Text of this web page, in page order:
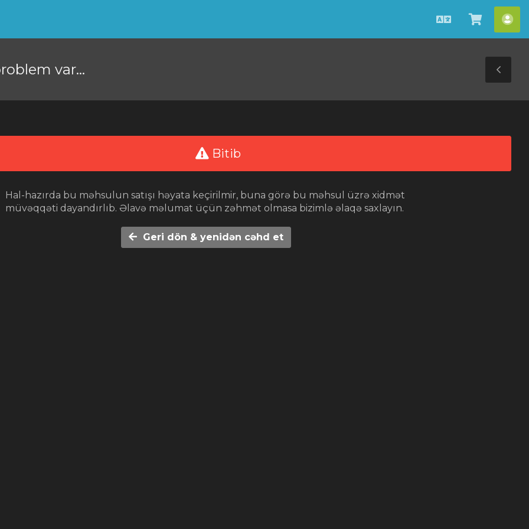
Azerbaijani
Səbətə
bax
var...
Bitib
Hal-hazırda bu məhsulun satışı həyata keçirilmir, buna görə bu məhsul üzrə xidmət
müvəqqəti dayandırlıb. Əlavə məlumat üçün zəhmət olmasa bizimlə əlaqə saxlayın.
Geri dön & yenidən cəhd et